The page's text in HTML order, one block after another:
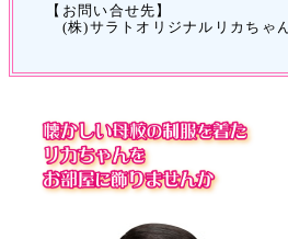
【お問い合せ先】
(株)サラトオリジナルリカちゃ